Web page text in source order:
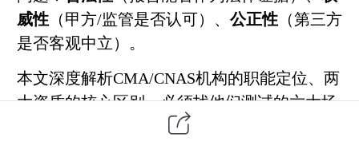
威性 （甲方/监管是否认可）、 公正性 （第三方
是否客观中立）。
本文深度解析CMA/CNAS机构的职能定位、两
大资质的核心区别、必须找他们测试的六大场
景，以及最新的政策红线，帮助企业和建设单